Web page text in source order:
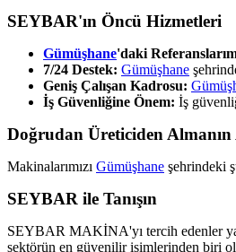
SEYBAR'ın Öncü Hizmetleri
Gümüşhane'daki
7/24 Destek: Gümüşhane
Geniş Çalışan Kadrosu:
İş Güvenliğine Önem: İş
Doğrudan Üreticiden Almanın
Makinalarımızı Gümüşhane şehrindeki
SEYBAR ile Tanışın
SEYBAR MAKİNA'yı tercih edenler
sektörün en güvenilir isimlerinden biri